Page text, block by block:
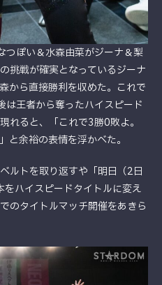
つぽい＆水森由菜がジーナ＆梨
挑戦が確実となっているジーナ
から直接勝利を収めた。これで
王者から奪ったハイスピード
れると、「これで3勝0敗よ。
と余裕の表情を浮かべた。
ルトを取り返すや「明日（2日
ハイスピードタイトルに変え
のタイトルマッチ開催をあきら